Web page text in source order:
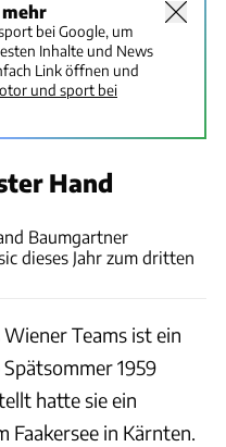
bei Google, um
Inhalte und News
Link öffnen und
und sport bei
Hand
Baumgartner
dieses Jahr zum dritten
Teams ist ein
1959
hatte sie ein
Faakersee in Kärnten.